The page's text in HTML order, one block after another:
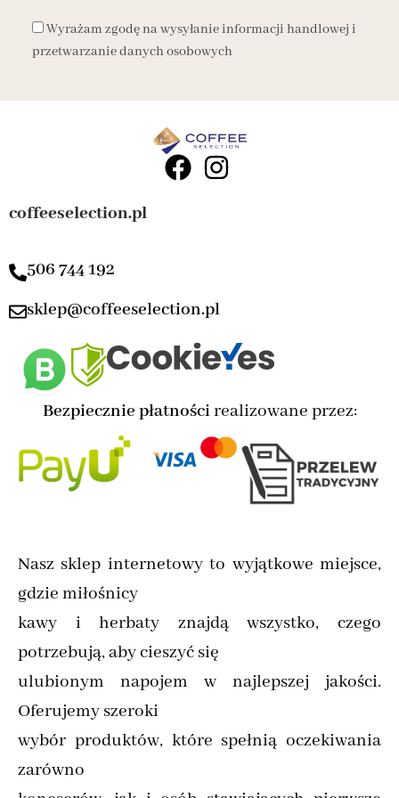
Wyrażam zgodę na wysyłanie informacji handlowej i
przetwarzanie danych osobowych
coffeeselection.pl
506 744 192
sklep@coffeeselection.pl
Bezpiecznie płatnościrealizowane przez:
Nasz sklep internetowy to wyjątkowe miejsce,
gdzie miłośnicy
kawy i herbaty znajdą wszystko, czego
potrzebują, aby cieszyć się
ulubionym napojem w najlepszej jakości.
Oferujemy szeroki
wybór produktów, które spełnią oczekiwania
zarówno